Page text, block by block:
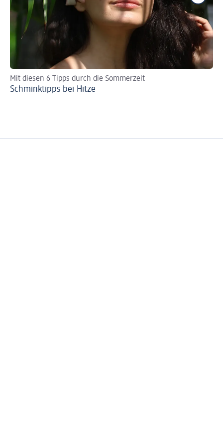
Mit diesen 6 Tipps durch die Sommerzeit
Schminktipps bei Hitze